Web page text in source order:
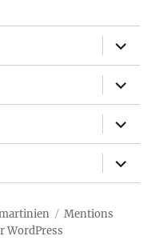
ouvrir
le
sous-
menu
ouvrir
le
sous-
menu
ouvrir
le
sous-
menu
ouvrir
le
sous-
Mentions
WordPress